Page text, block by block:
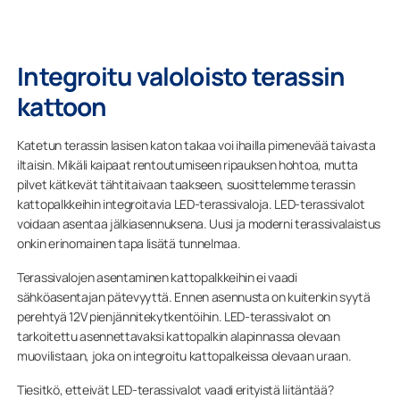
Integroitu valoloisto terassin
kattoon
Katetun terassin lasisen katon takaa voi ihailla pimenevää taivasta
iltaisin. Mikäli kaipaat rentoutumiseen ripauksen hohtoa, mutta
pilvet kätkevät tähtitaivaan taakseen, suosittelemme terassin
kattopalkkeihin integroitavia LED-terassivaloja. LED-terassivalot
voidaan asentaa jälkiasennuksena. Uusi ja moderni terassivalaistus
onkin erinomainen tapa lisätä tunnelmaa.
Terassivalojen asentaminen kattopalkkeihin ei vaadi
sähköasentajan pätevyyttä. Ennen asennusta on kuitenkin syytä
perehtyä 12V pienjännitekytkentöihin. LED-terassivalot on
tarkoitettu asennettavaksi kattopalkin alapinnassa olevaan
muovilistaan, joka on integroitu kattopalkeissa olevaan uraan.
Tiesitkö, etteivät LED-terassivalot vaadi erityistä liitäntää?